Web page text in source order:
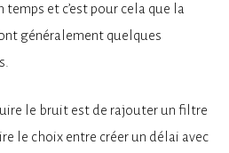
et c’est pour cela que la
généralement quelques
le bruit est de rajouter un filtre
le choix entre créer un délai avec